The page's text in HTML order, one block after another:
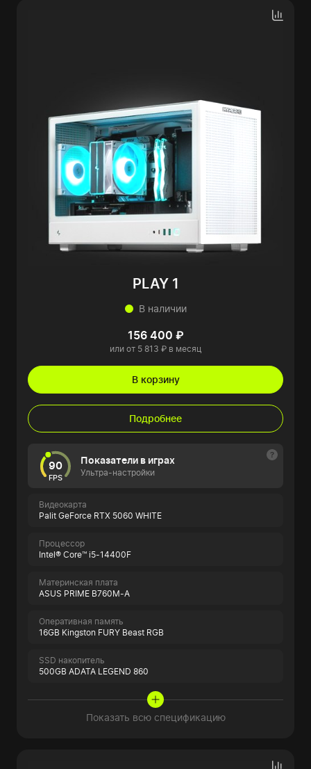
PLAY 1
В наличии
156 400 ₽
или от 5 813 ₽ в месяц
В корзину
Подробнее
90
FPS
Показатели в играх
Ультра-настройки
Видеокарта
Palit GeForce RTX 5060 WHITE
Процессор
Intel® Core™ i5-14400F
Материнская плата
ASUS PRIME B760M-A
Оперативная память
16GB Kingston FURY Beast RGB
SSD накопитель
500GB ADATA LEGEND 860
Показать всю спецификацию